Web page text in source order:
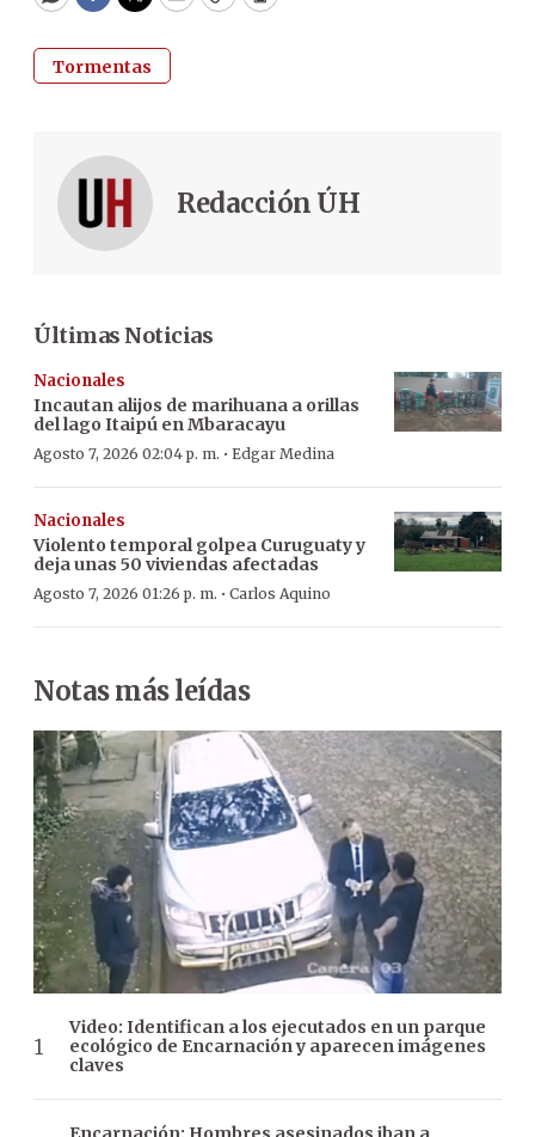
Tormentas
Redacción ÚH
Últimas Noticias
Nacionales
Incautan alijos de marihuana a orillas
del lago Itaipú en Mbaracayu
Agosto 7, 2026 02:04 p. m. · Edgar Medina
Nacionales
Violento temporal golpea Curuguaty y
deja unas 50 viviendas afectadas
Agosto 7, 2026 01:26 p. m. · Carlos Aquino
Notas más leídas
Video: Identifican a los ejecutados en un parque
ecológico de Encarnación y aparecen imágenes
claves